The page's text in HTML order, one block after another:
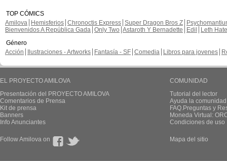
TOP CÓMICS
Amilova
Hemisferios Chronoctis Express Super Dragon Bros Z
Bienvenidos A República Gada Only Two Astaroth Y Bernadette Edil
Leth Hate
Género
Acción
Ilustraciones - Artworks Fantasía - SF Comedia Libros para jovenes
EL PROYECTO AMILOVA
Presentación del PROYECTO AMILOVA
Comentarios de Prensa
Kit de prensa
Banners
Info Anunciantes
COMUNIDAD
Tutorial del lector
Ayuda la
FAQ.Preguntas y
Moneda Virtual:
Condiciones de uso
Follow Amilova on Mapa del sitio